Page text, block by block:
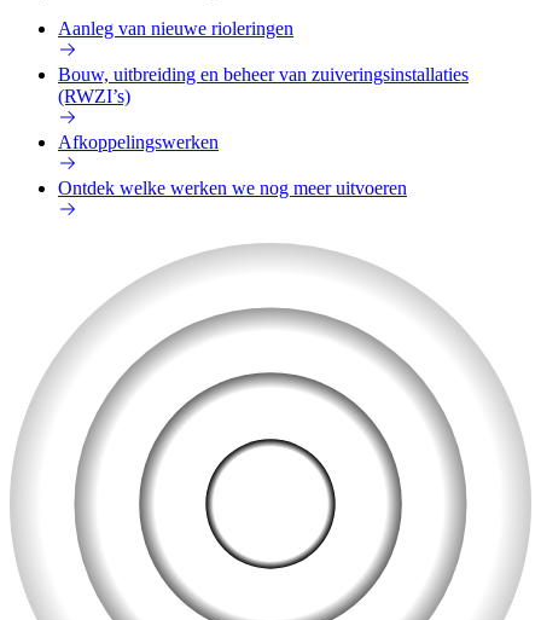
Aanleg van nieuwe rioleringen
Bouw, uitbreiding en beheer van zuiveringsinstallaties
(RWZI’s)
Afkoppelingswerken
Ontdek welke werken we nog meer uitvoeren